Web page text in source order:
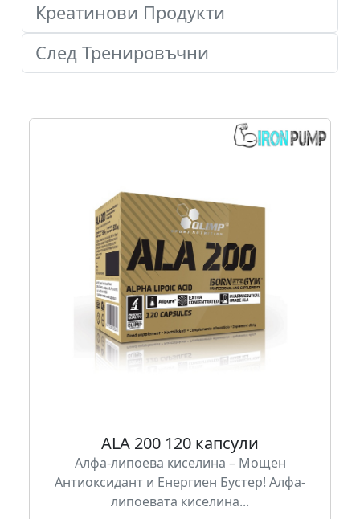
Креатинови Продукти
След Тренировъчни
ALA 200 120 капсули
Алфа-липоева киселина – Мощен
Антиоксидант и Енергиен Бустер! Алфа-
липоевата киселина...